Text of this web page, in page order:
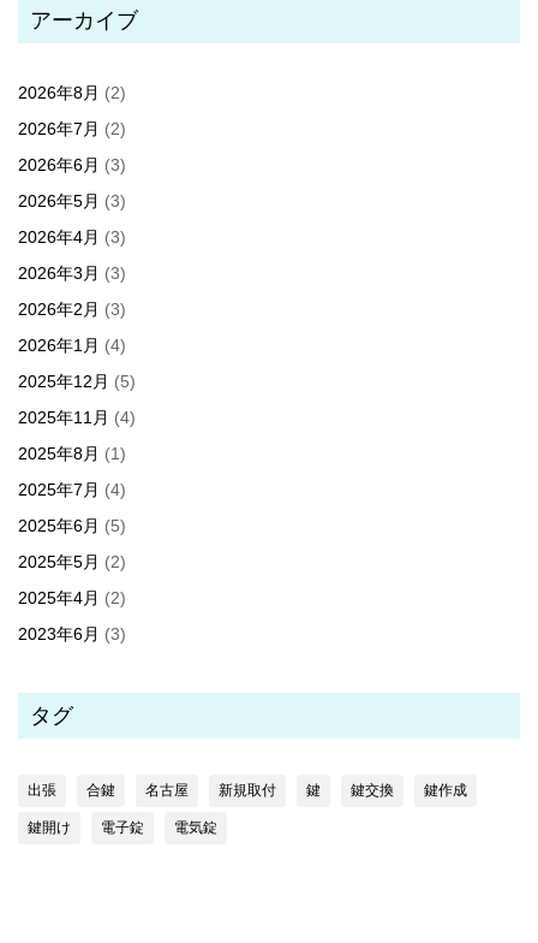
アーカイブ
2026年8月 (2)
2026年7月 (2)
2026年6月 (3)
2026年5月 (3)
2026年4月 (3)
2026年3月 (3)
2026年2月 (3)
2026年1月 (4)
2025年12月 (5)
2025年11月 (4)
2025年8月 (1)
2025年7月 (4)
2025年6月 (5)
2025年5月 (2)
2025年4月 (2)
2023年6月 (3)
タグ
出張 合鍵 名古屋 新規取付 鍵 鍵交換 鍵作成
鍵開け 電子錠 電気錠